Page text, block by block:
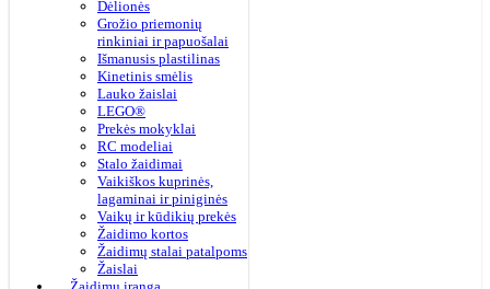
Dėlionės
Grožio priemonių
rinkiniai ir papuošalai
Išmanusis plastilinas
Kinetinis smėlis
Lauko žaislai
LEGO®
Prekės mokyklai
RC modeliai
Stalo žaidimai
Vaikiškos kuprinės,
lagaminai ir piniginės
Vaikų ir kūdikių prekės
Žaidimo kortos
Žaidimų stalai patalpoms
Žaislai